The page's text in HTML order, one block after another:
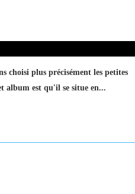
choisi plus précisément les petites
album est qu'il se situe en...